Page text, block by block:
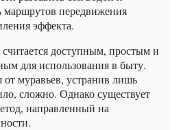
маршрутов передвижения
эффекта.
доступным, простым и
для использования в быту.
муравьев, устранив лишь
сложно. Однако существует
направленный на